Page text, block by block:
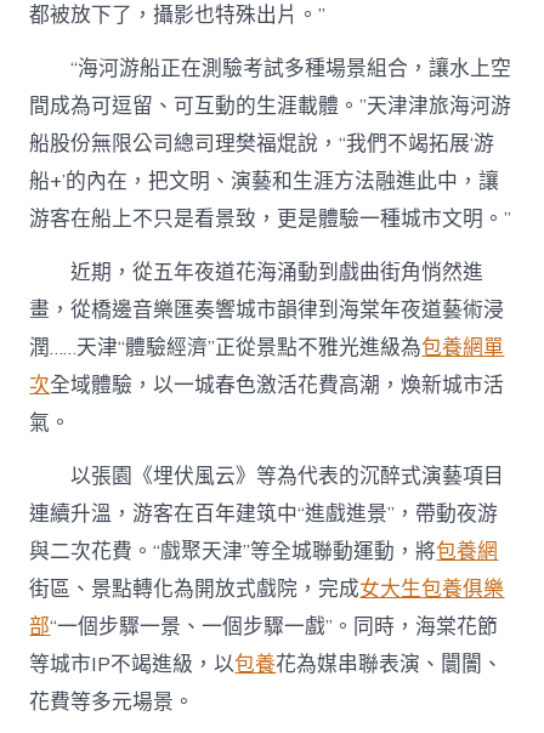
都被放下了，攝影也特殊出片。”
“海河游船正在測驗考試多種場景組合，讓水上空
間成為可逗留、可互動的生涯載體。”天津津旅海河游
船股份無限公司總司理樊福焜說，“我們不竭拓展‘游
船+’的內在，把文明、演藝和生涯方法融進此中，讓
游客在船上不只是看景致，更是體驗一種城市文明。”
近期，從五年夜道花海涌動到戲曲街角悄然進
畫，從橋邊音樂匯奏響城市韻律到海棠年夜道藝術浸
潤……天津“體驗經濟”正從景點不雅光進級為包養網單
次全域體驗，以一城春色激活花費高潮，煥新城市活
氣。
以張園《埋伏風云》等為代表的沉醉式演藝項目
連續升溫，游客在百年建筑中“進戲進景”，帶動夜游
與二次花費。“戲聚天津”等全城聯動運動，將包養網
街區、景點轉化為開放式戲院，完成女大生包養俱樂
部“一個步驟一景、一個步驟一戲”。同時，海棠花節
等城市IP不竭進級，以包養花為媒串聯表演、闤闠、
花費等多元場景。